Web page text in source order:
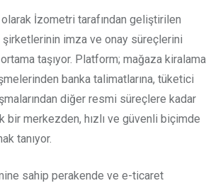
İzometri tarafından geliştirilen
şirketlerinin imza ve onay süreçlerini
taşıyor. Platform; mağaza kiralama
banka talimatlarına, tüketici
diğer resmi süreçlere kadar
bir merkezden, hızlı ve güvenli biçimde
tanıyor.
sahip perakende ve e-ticaret